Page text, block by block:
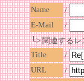
Name
/
E-Mail
/
└> 関連するレ
Title
/
URL
/